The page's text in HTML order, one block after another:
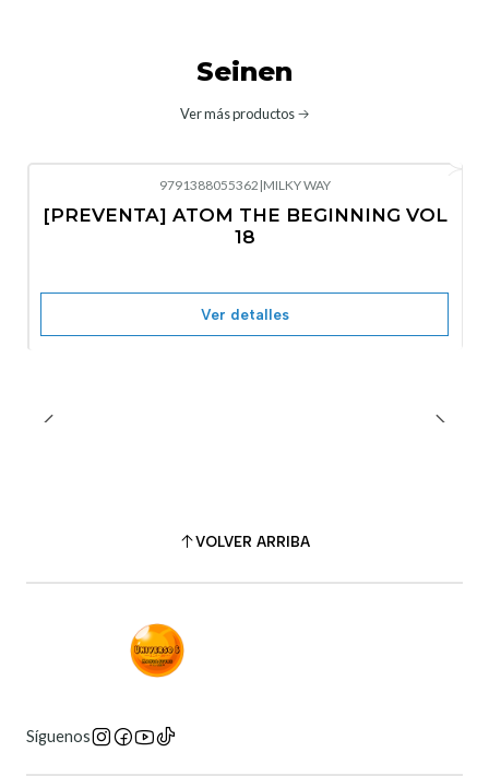
Seinen
Ver más productos
9791388055362 |MILKY WAY
[PREVENTA] ATOM THE BEGINNING VOL
18
Ver detalles
VOLVER ARRIBA
Síguenos